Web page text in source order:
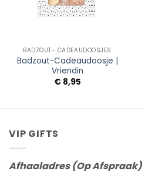
BADZOUT- CADEAUDOOSJES
Badzout-Cadeaudoosje |
Vriendin
€8,95
VIP GIFTS
Afhaaladres (Op Afspraak)